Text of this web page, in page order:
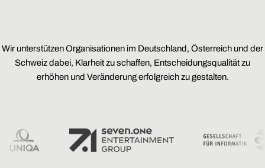
Wir unterstützen Organisationen im Deutschland, Österreich und der
Schweiz dabei, Klarheit zu schaffen, Entscheidungsqualität zu
erhöhen und Veränderung erfolgreich zu gestalten.